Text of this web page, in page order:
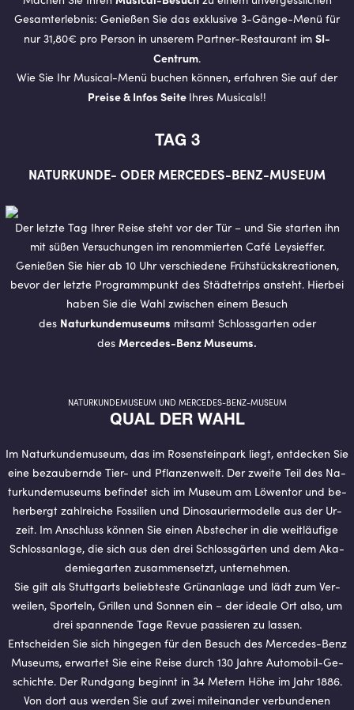
Gesamterlebnis: Genießen Sie das exklusive 3-Gänge-Menü für
nur 31,80€ pro Person in unserem Partner-Restaurant im SI-
Centrum.
Wie Sie Ihr Musical-Menü buchen können, erfahren Sie auf der
Preise & Infos Seite Ihres Musicals!!
TAG 3
NATURKUNDE- ODER MERCEDES-BENZ-MUSEUM
Der letzte Tag Ihrer Reise steht vor der Tür – und Sie starten ihn
mit süßen Versuchungen im renommierten Café Leysieffer.
Genießen Sie hier ab 10 Uhr verschiedene Frühstückskreationen,
bevor der letzte Programmpunkt des Städtetrips ansteht. Hierbei
haben Sie die Wahl zwischen einem Besuch
des Naturkundemuseums mitsamt Schlossgarten oder
des Mercedes-Benz Museums.
NATURKUNDEMUSEUM UND MERCEDES-BENZ-MUSEUM
QUAL DER WAHL
Im Na­tur­kun­de­mu­se­um, das im Ro­sen­stein­park liegt, ent­de­cken Sie
eine be­zau­bern­de Tier- und Pflan­zen­welt. Der zwei­te Teil des Na­
tur­kun­de­mu­se­ums be­fin­det sich im Mu­se­um am Lö­wen­tor und be­
her­bergt zahl­rei­che Fos­si­li­en und Di­no­sau­ri­er­mo­del­le aus der Ur­
zeit. Im An­schluss kön­nen Sie einen Ab­ste­cher in die weit­läu­fi­ge
Schloss­an­la­ge, die sich aus den drei Schloss­gär­ten und dem Aka­
de­mie­gar­ten zu­sam­men­setzt, un­ter­neh­men.
Sie gilt als Stutt­garts be­lieb­tes­te Grün­an­la­ge und lädt zum Ver­
wei­len, Spor­teln, Gril­len und Son­nen ein – der idea­le Ort also, um
drei span­nen­de Tage Revue pas­sie­ren zu las­sen.
Ent­schei­den Sie sich hin­ge­gen für den Be­such des Mer­ce­des-Benz
Mu­se­ums, er­war­tet Sie eine Reise durch 130 Jahre Au­to­mo­bil-Ge­
schich­te. Der Rund­gang be­ginnt in 34 Me­tern Höhe im Jahr 1886.
Von dort aus wer­den Sie auf zwei mit­ein­an­der ver­bun­de­nen